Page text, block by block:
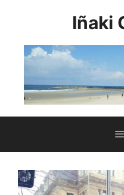
contenido
Iñaki